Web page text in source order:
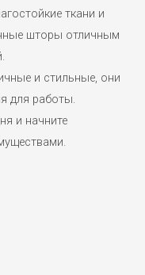
ткани и
шторы отличным
и стильные, они
для работы.
и начните